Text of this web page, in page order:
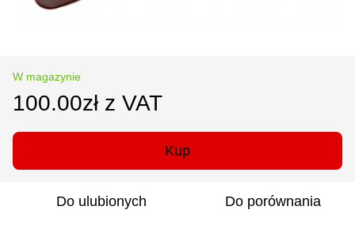
W magazynie
100.00zł z VAT
Kup
Do ulubionych Do porównania